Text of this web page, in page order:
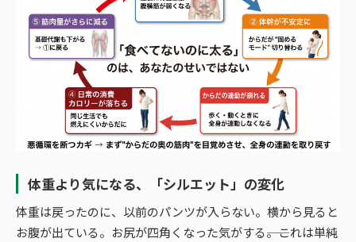
体重より気になる、「シルエット」の変化
体重は戻ったのに、以前のパンツが入らない。横から見ると
お腹が出ている。お尻が四角くなった気がする――。これは単純